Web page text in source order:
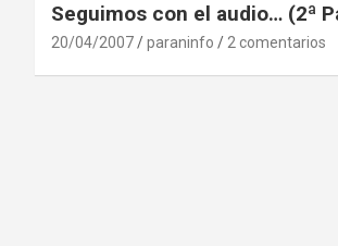
Seguimos con el audio… (2ª
20/04/2007 paraninfo 2 comentarios